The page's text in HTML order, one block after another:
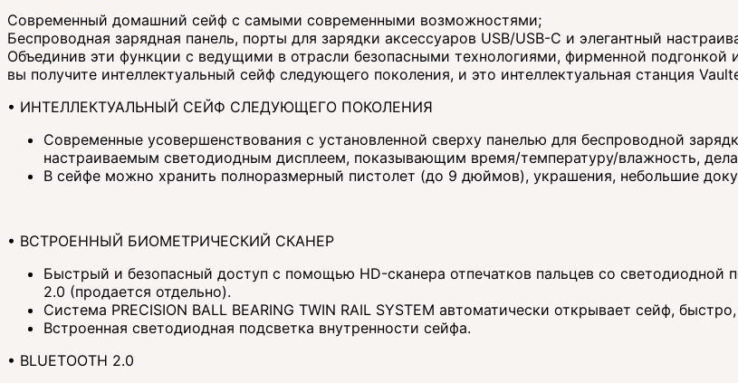
Современный домашний сейф с самыми современными возможностями;
Беспроводная зарядная панель, порты для зарядки аксессуаров USB/USB-C и элегантный
Объединив эти функции с ведущими в отрасли безопасными технологиями, фирменной
вы получите интеллектуальный сейф следующего поколения, и это интеллектуальная станция
• ИНТЕЛЛЕКТУАЛЬНЫЙ СЕЙФ СЛЕДУЮЩЕГО ПОКОЛЕНИЯ
Современные усовершенствования с установленной сверху панелью для беспроводной
настраиваемым светодиодным дисплеем, показывающим время/температуру/влажность,
В сейфе можно хранить полноразмерный пистолет (до 9 дюймов), украшения, небольшие
• ВСТРОЕННЫЙ БИОМЕТРИЧЕСКИЙ СКАНЕР
Быстрый и безопасный доступ с помощью HD-сканера отпечатков пальцев со светодиодной
2.0 (продается отдельно).
Система PRECISION BALL BEARING TWIN RAIL SYSTEM автоматически открывает сейф,
Встроенная светодиодная подсветка внутренности сейфа.
• BLUETOOTH 2.0